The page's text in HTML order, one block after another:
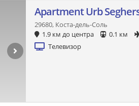
Apartment Urb
29680, Коста-дель-Соль
1.9 км до центра
0.1 км
Телевизор